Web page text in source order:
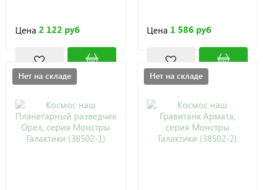
Цена 2 122 руб Цена 1 586 руб
Нет на складе Нет на складе